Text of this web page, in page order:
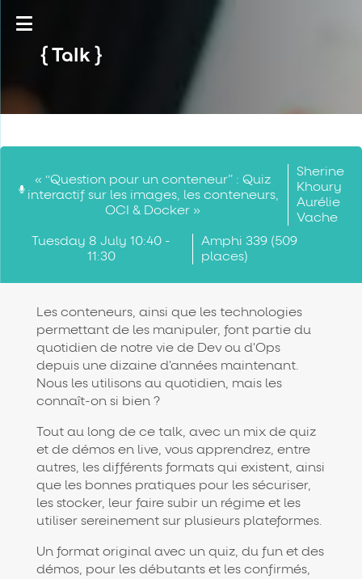
Talk
« “Question pour un conteneur” : Quiz
interactif sur les images, les conteneurs,
OCI & Docker »
Sherine
Khoury
Aurélie
Vache
Tuesday 8 July 10:40 -
11:30
Amphi 339 (509
places)
Les conteneurs, ainsi que les technologies
permettant de les manipuler, font partie du
quotidien de notre vie de Dev ou d'Ops
depuis une dizaine d'années maintenant.
Nous les utilisons au quotidien, mais les
connaît-on si bien ?
Tout au long de ce talk, avec un mix de quiz
et de démos en live, vous apprendrez, entre
autres, les différents formats qui existent, ainsi
que les bonnes pratiques pour les sécuriser,
les stocker, leur faire subir un régime et les
utiliser sereinement sur plusieurs plateformes.
Un format original avec un quiz, du fun et des
démos, pour les débutants et les confirmés,